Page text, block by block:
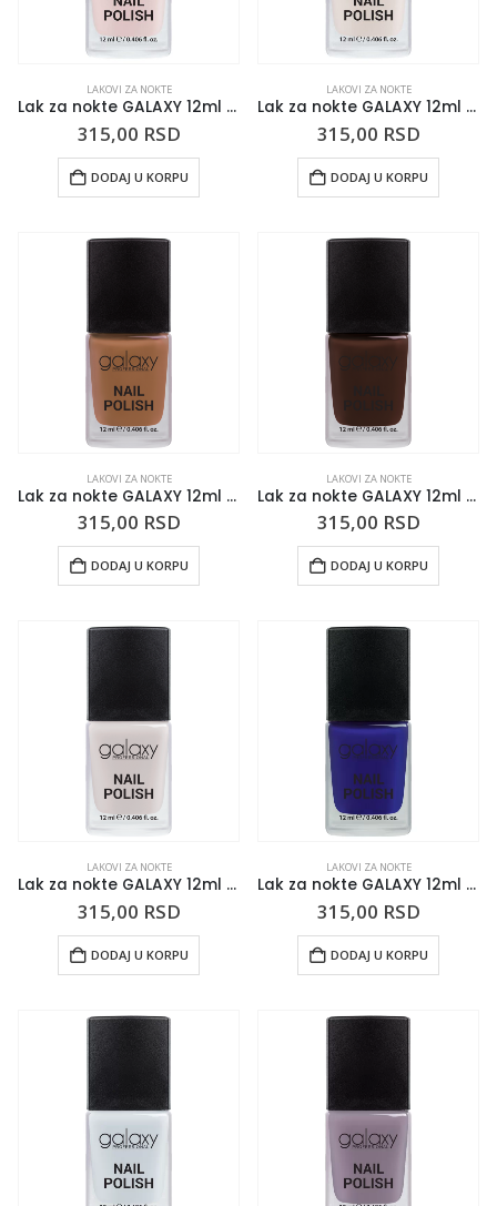
LAKOVI ZA NOKTE
Lak za nokte GALAXY 12ml Narcissist
315,00 RSD
DODAJ U KORPU
LAKOVI ZA NOKTE
Lak za nokte GALAXY 12ml Self Love
315,00 RSD
DODAJ U KORPU
LAKOVI ZA NOKTE
Lak za nokte GALAXY 12ml Dulce De Leche
315,00 RSD
DODAJ U KORPU
LAKOVI ZA NOKTE
Lak za nokte GALAXY 12ml Stilish Brown
315,00 RSD
DODAJ U KORPU
LAKOVI ZA NOKTE
Lak za nokte GALAXY 12ml Baby’s Breath
315,00 RSD
DODAJ U KORPU
LAKOVI ZA NOKTE
Lak za nokte GALAXY 12ml Royal Jewels
315,00 RSD
DODAJ U KORPU